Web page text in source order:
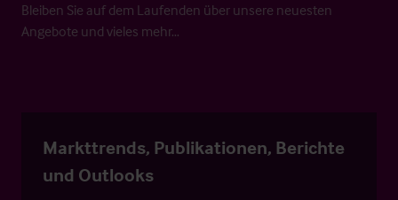
Bleiben Sie auf dem Laufenden über unsere neuesten
Angebote und vieles mehr…
Markttrends, Publikationen, Berichte
und Outlooks